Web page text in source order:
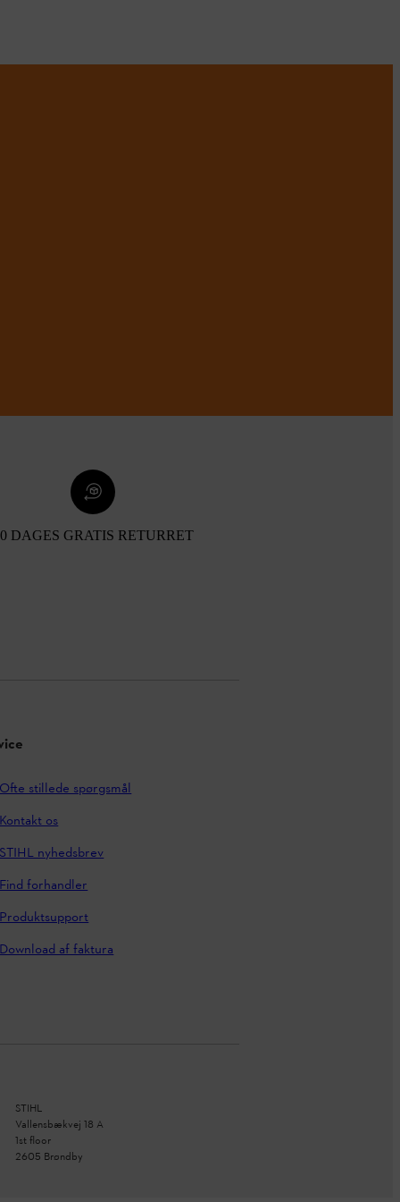
DAGES GRATIS RETURRET
Ofte stillede spørgsmål
Kontakt os
STIHL nyhedsbrev
Find forhandler
Produktsupport
Download af faktura
STIHL
Vallensbækvej 18 A
1st floor
2605 Brøndby